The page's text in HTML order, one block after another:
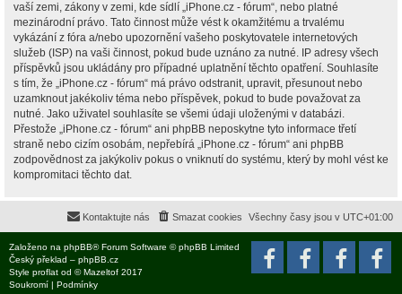
vaší zemi, zákony v zemi, kde sídlí „iPhone.cz - fórum“, nebo platné
mezinárodní právo. Tato činnost může vést k okamžitému a trvalému
vykázání z fóra a/nebo upozornění vašeho poskytovatele internetových
služeb (ISP) na vaši činnost, pokud bude uznáno za nutné. IP adresy všech
příspěvků jsou ukládány pro případné uplatnění těchto opatření. Souhlasíte
s tím, že „iPhone.cz - fórum“ má právo odstranit, upravit, přesunout nebo
uzamknout jakékoliv téma nebo příspěvek, pokud to bude považovat za
nutné. Jako uživatel souhlasíte se všemi údaji uloženými v databázi.
Přestože „iPhone.cz - fórum“ ani phpBB neposkytne tyto informace třetí
straně nebo cizím osobám, nepřebírá „iPhone.cz - fórum“ ani phpBB
zodpovědnost za jakýkoliv pokus o vniknutí do systému, který by mohl vést ke
kompromitaci těchto dat.
Všechny časy jsou v UTC+01:00
Smazat cookies
Kontaktujte nás
Založeno na phpBB® Forum Software © phpBB Limited
Český překlad – phpBB.cz
Style proflat od ©Mazeltof 2017
Soukromí | Podmínky